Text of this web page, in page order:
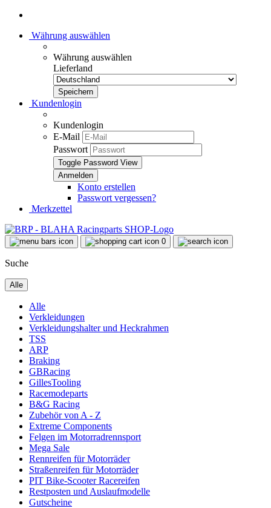
Währung auswählen
Währung auswählen
Lieferland
Kundenlogin
Kundenlogin
E-Mail
Passwort
Toggle Password View
Konto erstellen
Passwort vergessen?
Merkzettel
0
Suche
Alle
Alle
Verkleidungen
Verkleidungshalter und Heckrahmen
TSS
ARP
Braking
GBRacing
GillesTooling
Racemodeparts
B&G Racing
Zubehör von A - Z
Extreme Components
Felgen im Motorradrennsport
Mega Sale
Rennreifen für Motorräder
Straßenreifen für Motorräder
PIT Bike-Scooter Racereifen
Restposten und Auslaufmodelle
Gutscheine